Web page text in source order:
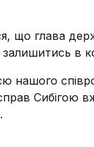
що глава
в
нашого
Сибігою